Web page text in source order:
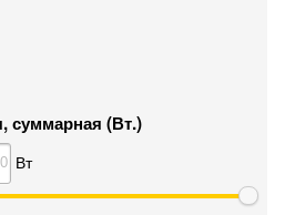
суммарная (Вт.)
Вт